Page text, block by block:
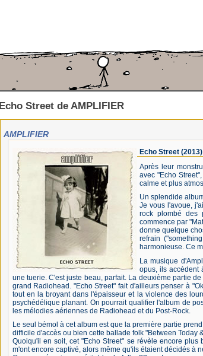
Echo Street de AMPLIFIER
AMPLIFIER
Echo Street(2013)
Après leur
avec "Echo
calme et plus
Un splendide
Je vous l'avoue,
rock plombé des
commence par
donne quelque
refrain
harmonieuse. Ce
La musique
opus, ils accèdent
une tuerie. C'est juste beau, parfait. La deuxième partie
grand Radiohead. "Echo Street" fait d'ailleurs penser à
tout en la broyant dans l'épaisseur et la violence des
psychédélique planant. On pourrait qualifier l'album de
les mélodies aériennes de Radiohead et du Post-Rock.
Le seul bémol à cet album est que la première partie
difficile d'accès ou bien cette ballade folk "Between Today
Quoiqu'il en soit, cet "Echo Street" se révèle encore
m'ont encore captivé, alors même qu'ils étaient décidés à